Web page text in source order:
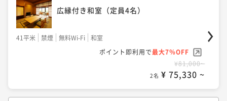
大正モダン ツインルーム
38平米 禁煙 無料Wi-Fi
ツイン
ポイント即利用で最大12％OFF
¥72,000~
2名 ¥ 63,360 ~
広縁付き和室（定員4名）
41平米 禁煙 無料Wi-Fi
和室
ポイント即利用で最大7％OFF
¥81,000~
2名 ¥ 75,330 ~